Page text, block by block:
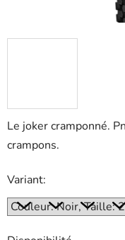
Le joker cramponné.
crampons.
Variant: